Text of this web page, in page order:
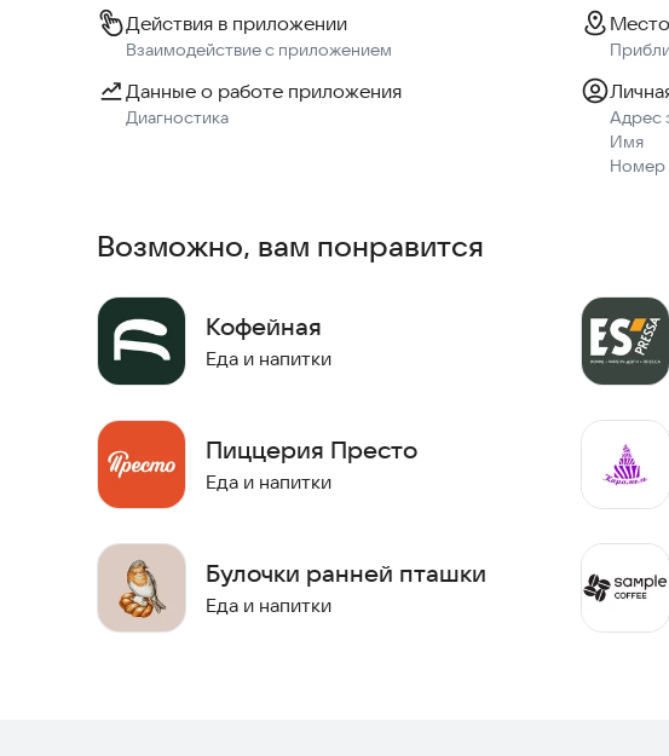
Кстати, у нас приятная система лояльности - кэшбэк до 5% с
вашего кэшбэка в удобном приложении, копите баллы и
Каждый месяц мы запускаем новые акции - следите за нашим
приятными бонусами!
Действия в приложении
Взаимодействие с приложением
Данные о работе приложения
Диагностика
Адрес
Имя
Номер
Возможно, вам понравится
Кофейная
Еда и напитки
Пиццерия Престо
Еда и напитки
Булочки ранней пташки
Еда и напитки